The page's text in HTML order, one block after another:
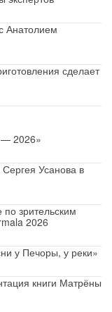
Анатолием
сделает
— 2026»
Усанова в
по зрительским
2026
у Печоры, у реки»
книги Матрёны